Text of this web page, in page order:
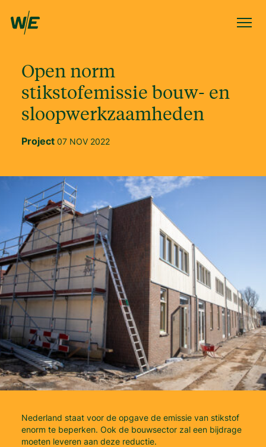
Open norm
stikstofemissie bouw- en
sloopwerkzaamheden
Project 07 NOV 2022
Nederland staat voor de opgave de emissie van stikstof
enorm te beperken. Ook de bouwsector zal een bijdrage
moeten leveren aan deze reductie.